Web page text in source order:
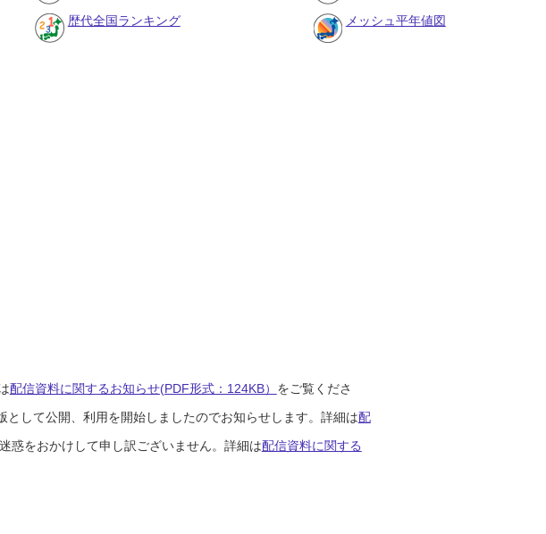
歴代全国ランキング メッシュ平年値図
配信資料に関するお知らせ(PDF形式：124KB） をご覧くださ
して公開、利用を開始しましたのでお知らせします。詳細は配
惑をおかけして申し訳ございません。詳細は配信資料に関する